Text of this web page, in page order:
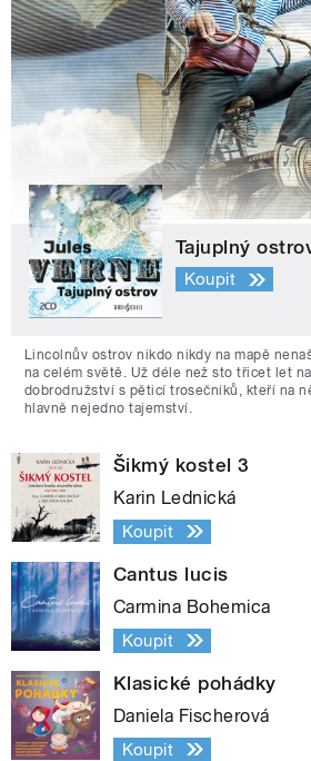
Tajuplný
Koupit
Lincolnův ostrov nikdo nikdy na mapě
na celém světě. Už déle než sto třicet let
dobrodružství s pěticí trosečníků, kteří na
hlavně nejedno tajemství.
Šikmý kostel 3
Karin Lednická
Koupit
Cantus lucis
Carmina Bohemica
Koupit
Klasické pohádky
Daniela Fischerová
Koupit